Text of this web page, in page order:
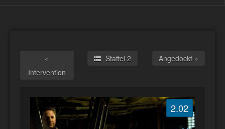
«
Intervention
Staffel 2 Angedockt »
2.02